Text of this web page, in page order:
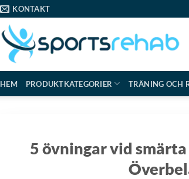
KONTAKT
HEM PRODUKTKATEGORIER TRÄNING OCH
5 övningar vid